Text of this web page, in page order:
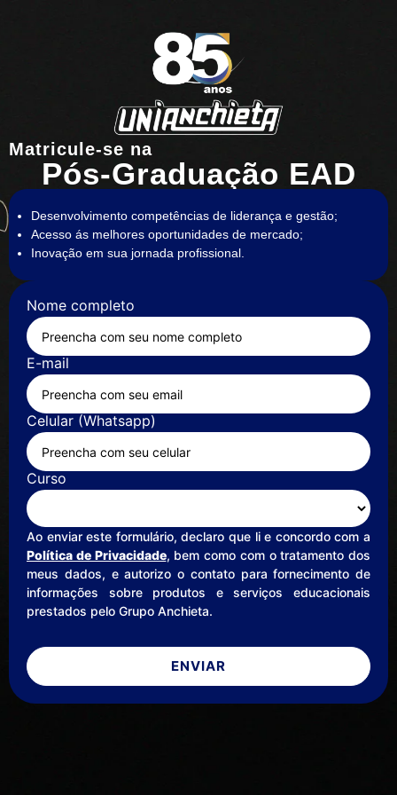
Matricule-se na
Pós-Graduação EAD
Desenvolvimento competências de liderança e gestão;
Acesso ás melhores oportunidades de mercado;
Inovação em sua jornada profissional.
Nome completo
E-mail
Celular (Whatsapp)
Curso
Ao enviar este formulário, declaro que li e concordo com a
Política de Privacidade, bem como com o tratamento dos
meus dados, e autorizo o contato para fornecimento de
informações sobre produtos e serviços educacionais
prestados pelo Grupo Anchieta.
ENVIAR